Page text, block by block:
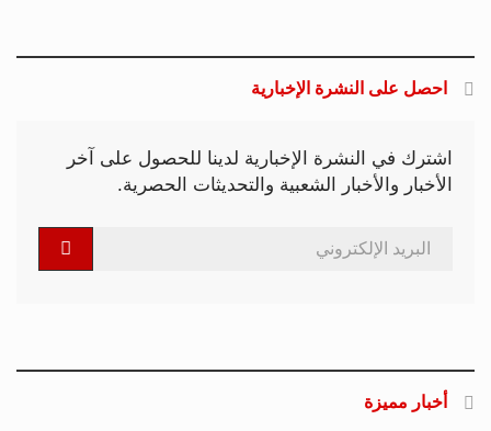
احصل على النشرة الإخبارية
اشترك في النشرة الإخبارية لدينا للحصول على آخر
الأخبار والأخبار الشعبية والتحديثات الحصرية.
أخبار مميزة